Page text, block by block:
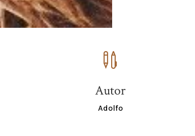

Autor
Adolfo